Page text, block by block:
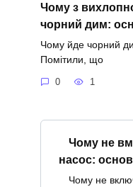
Чому з
чорний дим:
Чому йде чорний
Помітили, що
0 1
Чому не
насос:
Чому не